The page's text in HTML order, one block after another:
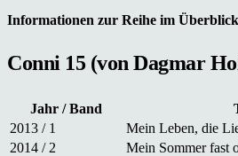
Informationen zur Reihe im
Conni 15 (von Dagmar
Jahr / Band
2013 / 1
Mein Leben, die
2014 / 2
Mein Sommer fast